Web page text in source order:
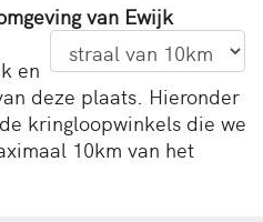
van Ewijk
en
deze plaats. Hieronder
kringloopwinkels die we
10km van het